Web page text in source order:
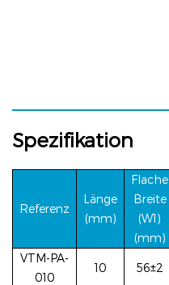
Spezifikation
Referenz
Länge
(mm)
Flache
Breite
(W1)
(mm)
VTM-PA-
010
10 56±2